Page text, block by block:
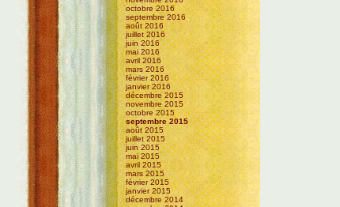
octobre 2016
septembre 2016
août 2016
juillet 2016
juin 2016
mai 2016
avril 2016
mars 2016
février 2016
janvier 2016
décembre 2015
novembre 2015
octobre 2015
septembre 2015
août 2015
juillet 2015
juin 2015
mai 2015
avril 2015
mars 2015
février 2015
janvier 2015
décembre 2014